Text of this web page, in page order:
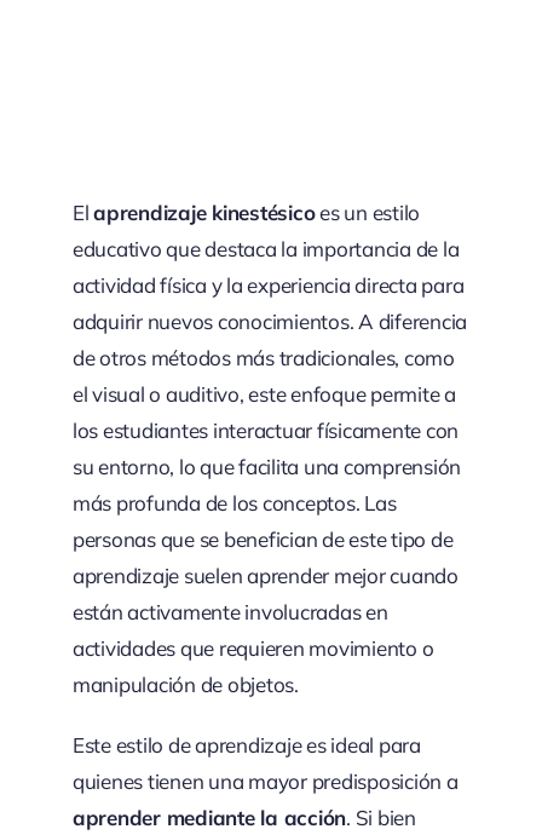
Elaprendizaje kinestésicoes un estilo
educativo que destaca la importancia de la
actividad física y la experiencia directa para
adquirir nuevos conocimientos. A diferencia
de otros métodos más tradicionales, como
el visual o auditivo, este enfoque permite a
los estudiantes interactuar físicamente con
su entorno, lo que facilita una comprensión
más profunda de los conceptos. Las
personas que se benefician de este tipo de
aprendizaje suelen aprender mejor cuando
están activamente involucradas en
actividades que requieren movimiento o
manipulación de objetos.
Este estilo de aprendizaje es ideal para
quienes tienen una mayor predisposición a
aprender mediante la acción. Si bien